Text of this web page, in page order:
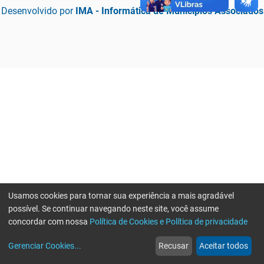
Desenvolvido por IMA - Informática de Municípios Associados
web
Notícias
more_horiz
Mais
Usamos cookies para tornar sua experiência a mais agradável
possível. Se continuar navegando neste site, você assume
concordar com nossa Política de Cookies e Política de privacidade
Gerenciar Cookies... Recusar Aceitar todos
Erro ao enviar informações, por favor tente novamente